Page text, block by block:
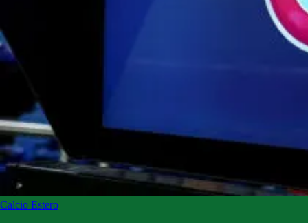
Calcio Estero